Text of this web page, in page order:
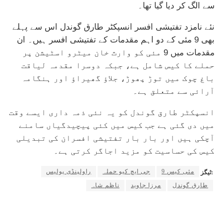
سے الگ کر دیا گیا تھا۔
نئے نامزد تفتیشی افسر انسپکٹر طارق گوندل اس سے پہلے
بھی 9 مئی کے دو اہم مقدمات کے تفتیشی افسر ہیں۔ ان
مقدمات میں 9 مئی کو وارث خان میٹرو اسٹیشن پر
حملے کا کیس شامل ہے، جبکہ دوسرا مقدمہ لیاقت
باغ چوک میں توڑ پھوڑ، جلاؤ گھیراؤ اور ہنگامہ
آرائی سے متعلق ہے۔
انسپکٹر طارق گوندل کو یہ نئی ذمہ داری ایسے وقت
میں دی گئی ہے جب کیس میں کئی پیچیدگیاں سامنے
آچکی ہیں اور بار بار تفتیشی افسران کی تبدیلی
کیس کی حساسیت کو مزید اجاگر کرتی ہے۔
ٹیگز: 9 مئی کیس جی ایچ کیو حملہ
راولپنڈی پولیس
طارق گوندل
مرزا جاوید ناظم شاہ